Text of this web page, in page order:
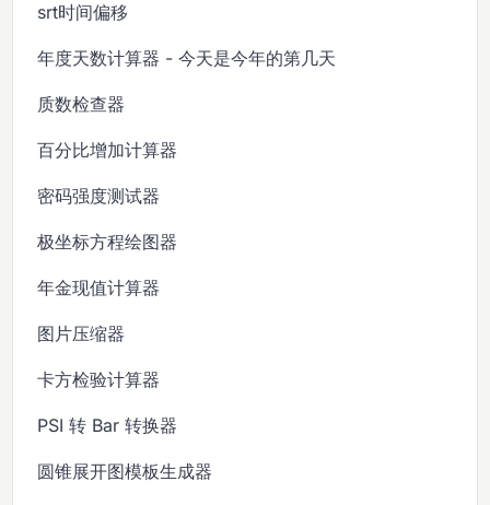
srt时间偏移
年度天数计算器 - 今天是今年的第几天
质数检查器
百分比增加计算器
密码强度测试器
极坐标方程绘图器
年金现值计算器
图片压缩器
卡方检验计算器
PSI 转 Bar 转换器
圆锥展开图模板生成器